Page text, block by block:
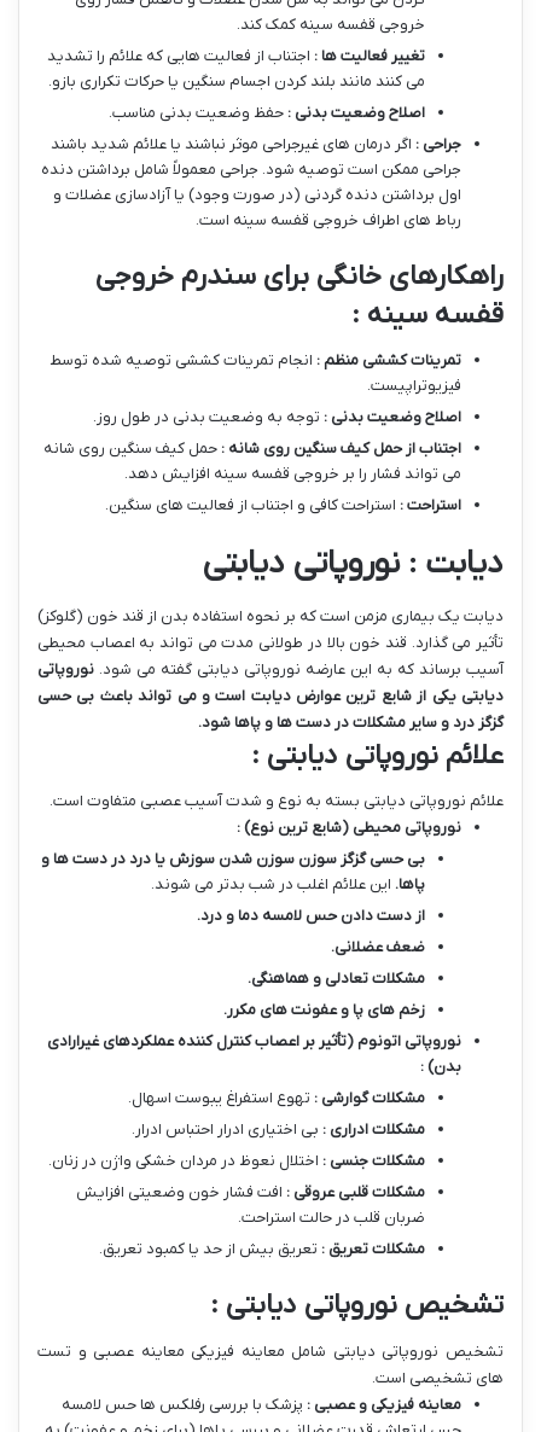
خروجی قفسه سینه کمک کند.
تغییر فعالیت ها : اجتناب از فعالیت هایی که علائم را تشدید
می کنند مانند بلند کردن اجسام سنگین یا حرکات تکراری بازو.
اصلاح وضعیت بدنی : حفظ وضعیت بدنی مناسب.
جراحی : اگر درمان های غیرجراحی موثر نباشند یا علائم شدید باشند
جراحی ممکن است توصیه شود. جراحی معمولاً شامل برداشتن دنده
اول برداشتن دنده گردنی (در صورت وجود) یا آزادسازی عضلات و
رباط های اطراف خروجی قفسه سینه است.
راهکارهای خانگی برای سندرم خروجی
قفسه سینه :
تمرینات کششی منظم : انجام تمرینات کششی توصیه شده توسط
فیزیوتراپیست.
اصلاح وضعیت بدنی : توجه به وضعیت بدنی در طول روز.
اجتناب از حمل کیف سنگین روی شانه : حمل کیف سنگین روی شانه
می تواند فشار را بر خروجی قفسه سینه افزایش دهد.
استراحت : استراحت کافی و اجتناب از فعالیت های سنگین.
دیابت : نوروپاتی دیابتی
دیابت یک بیماری مزمن است که بر نحوه استفاده بدن از قند خون (گلوکز)
تأثیر می گذارد. قند خون بالا در طولانی مدت می تواند به اعصاب محیطی
آسیب برساند که به این عارضه نوروپاتی دیابتی گفته می شود. نوروپاتی
دیابتی یکی از شایع ترین عوارض دیابت است و می تواند باعث بی حسی
گزگز درد و سایر مشکلات در دست ها و پاها شود.
علائم نوروپاتی دیابتی :
علائم نوروپاتی دیابتی بسته به نوع و شدت آسیب عصبی متفاوت است.
نوروپاتی محیطی (شایع ترین نوع) :
بی حسی گزگز سوزن سوزن شدن سوزش یا درد در دست ها و
پاها. این علائم اغلب در شب بدتر می شوند.
از دست دادن حس لامسه دما و درد.
ضعف عضلانی.
مشکلات تعادلی و هماهنگی.
زخم های پا و عفونت های مکرر.
نوروپاتی اتونوم (تأثیر بر اعصاب کنترل کننده عملکردهای غیرارادی
بدن) :
مشکلات گوارشی : تهوع استفراغ یبوست اسهال.
مشکلات ادراری : بی اختیاری ادرار احتباس ادرار.
مشکلات جنسی : اختلال نعوظ در مردان خشکی واژن در زنان.
مشکلات قلبی عروقی : افت فشار خون وضعیتی افزایش
ضربان قلب در حالت استراحت.
مشکلات تعریق : تعریق بیش از حد یا کمبود تعریق.
تشخیص نوروپاتی دیابتی :
تشخیص نوروپاتی دیابتی شامل معاینه فیزیکی معاینه عصبی و تست
های تشخیصی است.
معاینه فیزیکی و عصبی : پزشک با بررسی رفلکس ها حس لامسه